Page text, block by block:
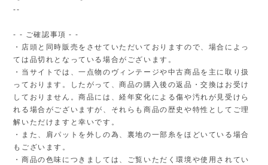
--
- - ご確認事項 - -
・店頭と同時販売をさせていただいておりますので、場合によっ
ては品切れとなっている場合がございます。
・当サイトでは、一点物のヴィンテージや中古商品を主に取り扱
っております。したがって、商品の購入後の返品・交換はお受け
しておりません。商品には、経年変化による傷や汚れが見受けら
れる場合がございますが、それらも商品の歴史や特性としてご理
解いただけますと幸いです。
・また、肩パットを外しの為、裏地の一部糸をほどいている場合
もございます。
・商品の色味につきましては、ご覧いただく環境や使用されてい